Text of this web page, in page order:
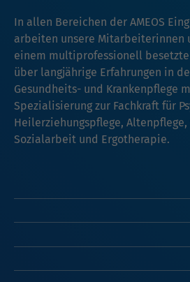
In allen Bereichen der AMEOS
arbeiten unsere Mitarbeiterinnen
einem multiprofessionell
über langjährige Erfahrungen in
Gesundheits- und Krankenpflege
Spezialisierung zur Fachkraft für
Heilerziehungspflege,
Sozialarbeit und Ergotherapie.